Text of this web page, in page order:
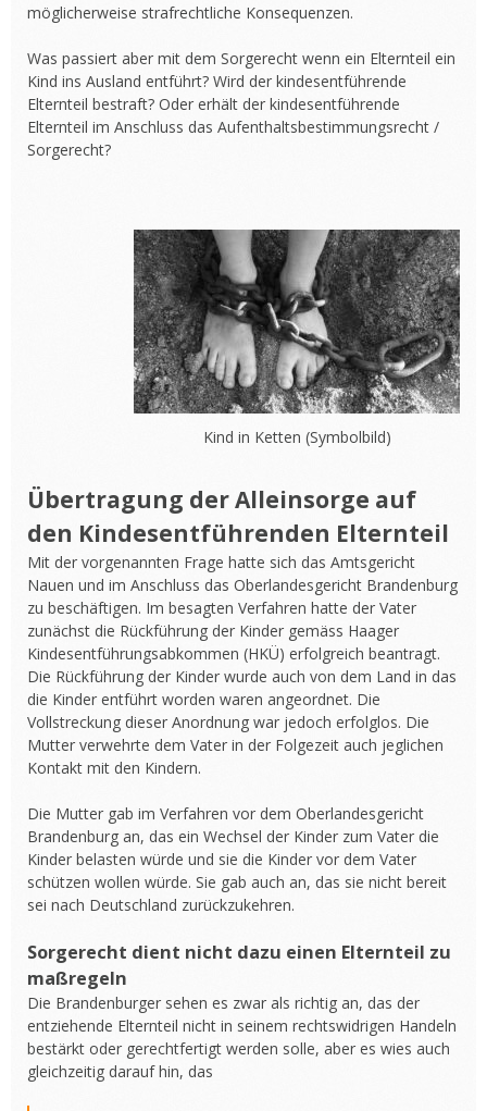
möglicherweise strafrechtliche Konsequenzen.
Was passiert aber mit dem Sorgerecht wenn ein Elternteil ein
Kind ins Ausland entführt? Wird der kindesentführende
Elternteil bestraft? Oder erhält der kindesentführende
Elternteil im Anschluss das Aufenthaltsbestimmungsrecht /
Sorgerecht?
Kind in Ketten (Symbolbild)
Übertragung der Alleinsorge auf
den Kindesentführenden Elternteil
Mit der vorgenannten Frage hatte sich das Amtsgericht
Nauen und im Anschluss das Oberlandesgericht Brandenburg
zu beschäftigen. Im besagten Verfahren hatte der Vater
zunächst die Rückführung der Kinder gemäss Haager
Kindesentführungsabkommen (HKÜ) erfolgreich beantragt.
Die Rückführung der Kinder wurde auch von dem Land in das
die Kinder entführt worden waren angeordnet. Die
Vollstreckung dieser Anordnung war jedoch erfolglos. Die
Mutter verwehrte dem Vater in der Folgezeit auch jeglichen
Kontakt mit den Kindern.
Die Mutter gab im Verfahren vor dem Oberlandesgericht
Brandenburg an, das ein Wechsel der Kinder zum Vater die
Kinder belasten würde und sie die Kinder vor dem Vater
schützen wollen würde. Sie gab auch an, das sie nicht bereit
sei nach Deutschland zurückzukehren.
Sorgerecht dient nicht dazu einen Elternteil zu
maßregeln
Die Brandenburger sehen es zwar als richtig an, das der
entziehende Elternteil nicht in seinem rechtswidrigen Handeln
bestärkt oder gerechtfertigt werden solle, aber es wies auch
gleichzeitig darauf hin, das